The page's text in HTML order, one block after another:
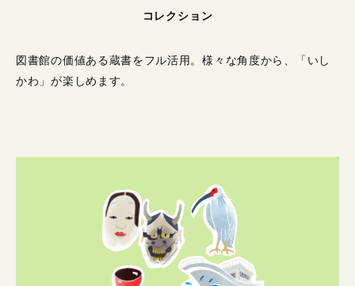
コレクション
図書館の価値ある蔵書をフル活用。様々な角度から、「いし
かわ」が楽しめます。